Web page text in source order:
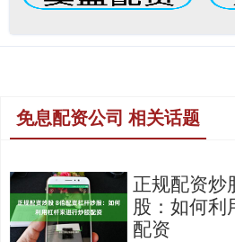
免息配资公司 相关话题
正规配资炒
股：如何利
配资